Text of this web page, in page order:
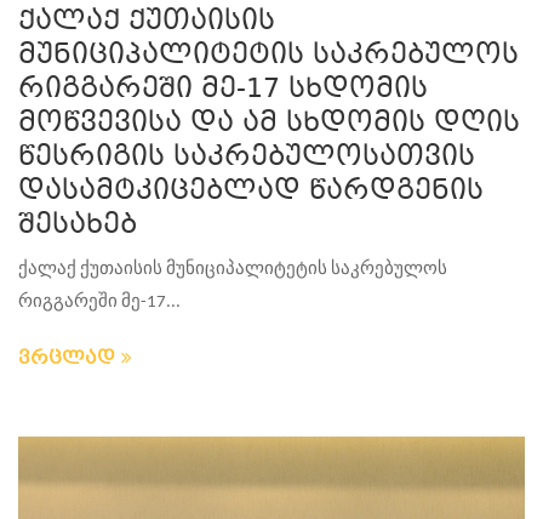
ქალაქ ქუთაისის
მუნიციპალიტეტის საკრებულოს
რიგგარეში მე-17 სხდომის
მოწვევისა და ამ სხდომის დღის
წესრიგის საკრებულოსათვის
დასამტკიცებლად წარდგენის
შესახებ
ქალაქ ქუთაისის მუნიციპალიტეტის საკრებულოს
რიგგარეში მე-17...
ვრცლად